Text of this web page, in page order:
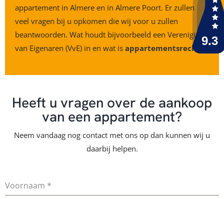
appartement in Almere en in Almere Poort. Er zullen
veel vragen bij u opkomen die wij voor u zullen
beantwoorden. Wat houdt bijvoorbeeld een Vereniging
van Eigenaren (VvE) in en wat is appartementsrecht
Heeft u vragen over de aankoop
van een appartement?
Neem vandaag nog contact met ons op dan kunnen wij u
daarbij helpen.
Voornaam *